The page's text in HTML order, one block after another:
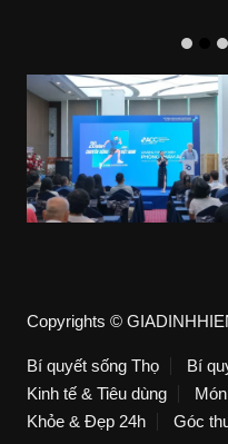
Copyrights ©
Bí quyết sống Thọ
Bí
Kinh tế & Tiêu dùng
Khỏe & Đẹp 24h
Góc